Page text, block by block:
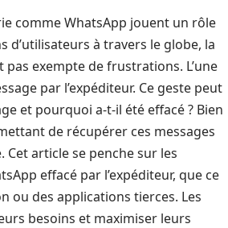
comme WhatsApp jouent un rôle
à travers le globe, la
exempte de frustrations. L’une
par l’expéditeur. Ce geste peut
et pourquoi a-t-il été effacé ? Bien
de récupérer ces messages
article se penche sur les
effacé par l’expéditeur, que ce
ou des applications tierces. Les
besoins et maximiser leurs